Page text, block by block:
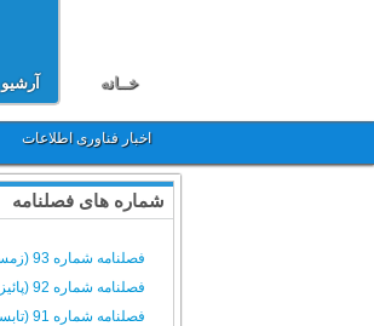
خــانه آرشیو
اخبار فناوری اطلاعات
شماره های فصلنامه
فصلنامه شماره 93 (زمستان 1404)
فصلنامه شماره 92 (پائیز 1404)
فصلنامه شماره 91 (تابستان 1404)